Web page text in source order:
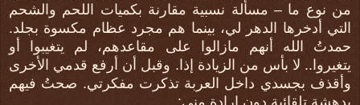
من نوع ما – مسألة نسبية مقارنة بكميات اللحم والشحم
التي أدخرها الدهر لي، بينما هم مجرد عظام مكسوة بجلد.
حمدتُ الله أنهم مازالوا على مقاعدهم، لم يتغيبوا أو
يتغيروا.. لا بأس من الزيادة إذا. وقبل أن أرفع قدمي الأخرى
وأقذف بجسدي داخل العربة تذكرت مفكرتي. صحتُ فيهم
بدهشة تلقائية دون إرادة مني: